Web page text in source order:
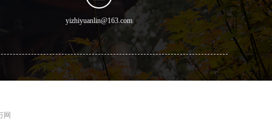
yizhiyuanlin@163.com
网